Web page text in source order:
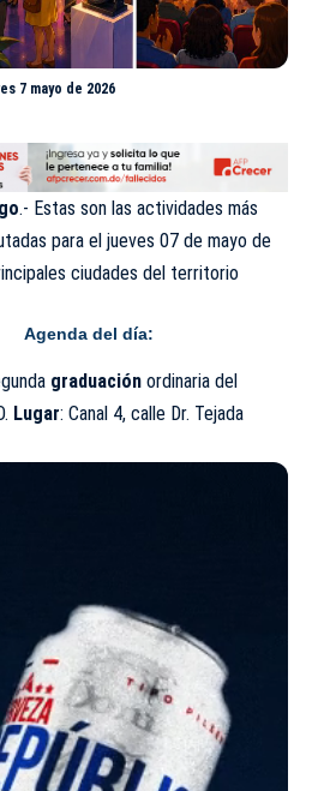
7 mayo de 2026
.- Estas son las actividades más
para el jueves 07 de mayo de
ciudades del territorio
Agenda del día:
graduación ordinaria del
Lugar: Canal 4, calle Dr. Tejada